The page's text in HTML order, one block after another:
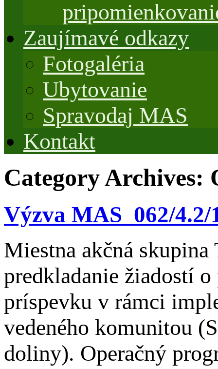
Zaujímavé odkazy
Fotogaléria
Ubytovanie
Spravodaj MAS
Kontakt
Category Archives:
Výzva MAS_062/4.2/
Miestna akčná
predkladanie žiadostí
príspevku v rámci
vedeného komunitou
doliny). Operačný